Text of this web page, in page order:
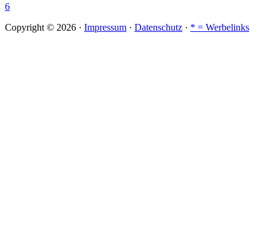
6
Copyright © 2026 · Impressum · Datenschutz · * = Werbelinks